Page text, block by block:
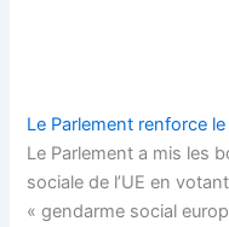
Le Parlement renforce
Le Parlement a mis les
sociale de l’UE en
« gendarme social